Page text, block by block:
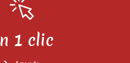
1 clic